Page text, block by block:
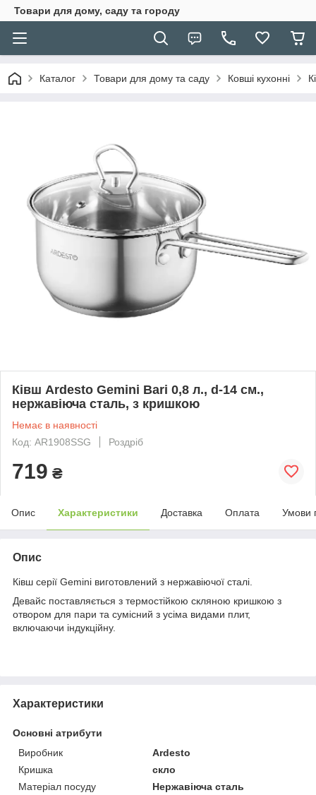
Товари для дому, саду та городу
Каталог Товари для дому та саду Ковші кухонні
Ківш Ardesto Gemini Bari 0,8 л., d-14 см.,
нержавіюча сталь, з кришкою
Немає в наявності
Код: AR1908SSG
Роздріб
719 ₴
Опис Характеристики Доставка Оплата Умови
Опис
Ківш серії Gemini виготовлений з нержавіючої сталі.
Девайс поставляється з термостійкою скляною кришкою з
отвором для пари та сумісний з усіма видами плит,
включаючи індукційну.
Характеристики
Основні атрибути
Виробник
Ardesto
Кришка
скло
Матеріал посуду
Нержавіюча сталь